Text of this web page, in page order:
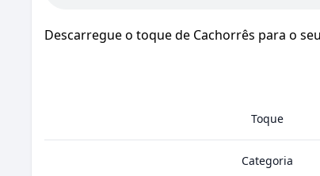
Descarregue o toque de Cachorrês para o
Toque
Categoria